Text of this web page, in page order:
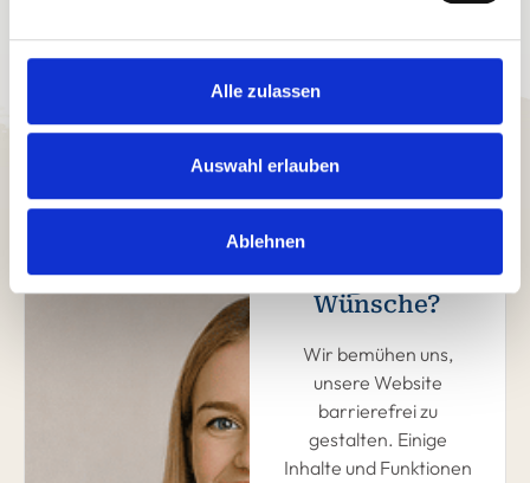
Alle zulassen
Auswahl erlauben
Ablehnen
Fragen und
Wünsche?
Wir bemühen uns,
unsere Website
barrierefrei zu
gestalten. Einige
Inhalte und Funktionen